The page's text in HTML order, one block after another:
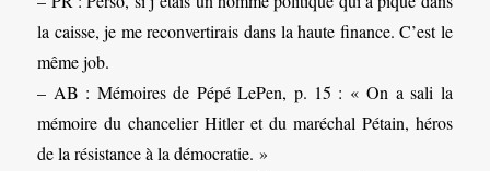
la caisse, je me reconvertirais dans la haute finance. C’est le
même job.
– AB : Mémoires de Pépé LePen, p. 15 : « On a sali la
mémoire du chancelier Hitler et du maréchal Pétain, héros
de la résistance à la démocratie. »